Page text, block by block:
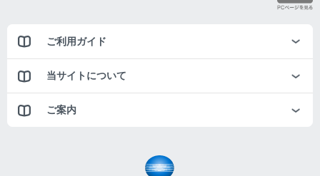
ご利用ガイド
当サイトについて
ご案内